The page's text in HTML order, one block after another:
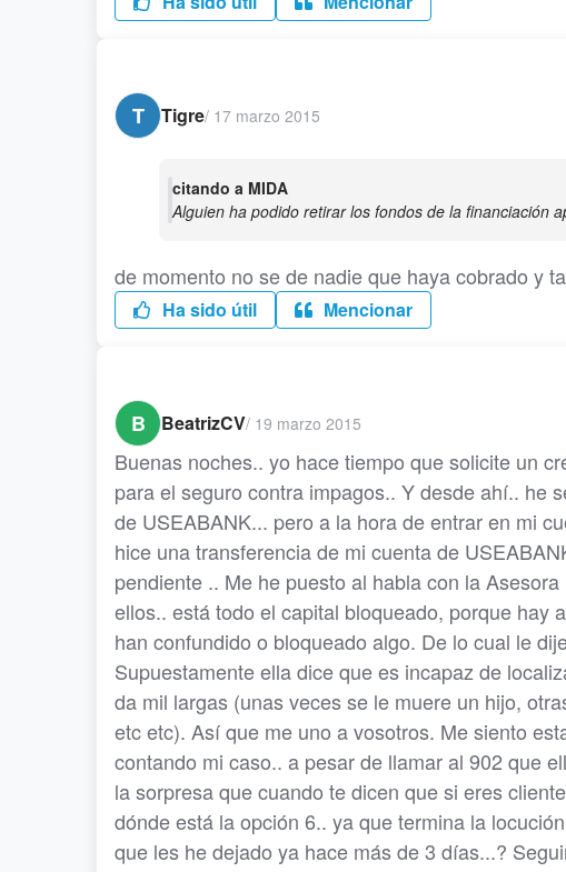
T
Tigre/ 17 marzo 2015
citando a MIDA
Alguien ha podido retirar los fondos de la financiación
de momento no se de nadie que haya cobrado y
Ha sido útil Mencionar
B
BeatrizCV/ 19 marzo 2015
Buenas noches.. yo hace tiempo que solicite un
para el seguro contra impagos.. Y desde ahí.. he
de USEABANK... pero a la hora de entrar en mi
hice una transferencia de mi cuenta de
pendiente .. Me he puesto al habla con la
ellos.. está todo el capital bloqueado, porque hay
han confundido o bloqueado algo. De lo cual le
Supuestamente ella dice que es incapaz de
da mil largas (unas veces se le muere un hijo,
etc etc). Así que me uno a vosotros. Me siento
contando mi caso.. a pesar de llamar al 902 que
la sorpresa que cuando te dicen que si eres
dónde está la opción 6.. ya que termina la
que les he dejado ya hace más de 3 días...?